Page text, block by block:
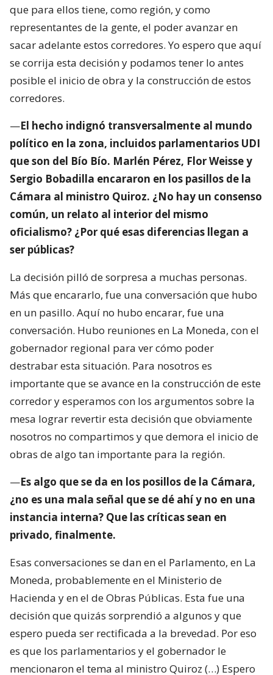
que para ellos tiene, como región, y como
representantes de la gente, el poder avanzar en
sacar adelante estos corredores. Yo espero que aquí
se corrija esta decisión y podamos tener lo antes
posible el inicio de obra y la construcción de estos
corredores.
—El hecho indignó transversalmente al mundo
político en la zona, incluidos parlamentarios UDI
que son del Bío Bío. Marlén Pérez, Flor Weisse y
Sergio Bobadilla encararon en los pasillos de la
Cámara al ministro Quiroz. ¿No hay un consenso
común, un relato al interior del mismo
oficialismo? ¿Por qué esas diferencias llegan a
ser públicas?
La decisión pilló de sorpresa a muchas personas.
Más que encararlo, fue una conversación que hubo
en un pasillo. Aquí no hubo encarar, fue una
conversación. Hubo reuniones en La Moneda, con el
gobernador regional para ver cómo poder
destrabar esta situación. Para nosotros es
importante que se avance en la construcción de este
corredor y esperamos con los argumentos sobre la
mesa lograr revertir esta decisión que obviamente
nosotros no compartimos y que demora el inicio de
obras de algo tan importante para la región.
—Es algo que se da en los posillos de la Cámara,
¿no es una mala señal que se dé ahí y no en una
instancia interna? Que las críticas sean en
privado, finalmente.
Esas conversaciones se dan en el Parlamento, en La
Moneda, probablemente en el Ministerio de
Hacienda y en el de Obras Públicas. Esta fue una
decisión que quizás sorprendió a algunos y que
espero pueda ser rectificada a la brevedad. Por eso
es que los parlamentarios y el gobernador le
mencionaron el tema al ministro Quiroz (…) Espero